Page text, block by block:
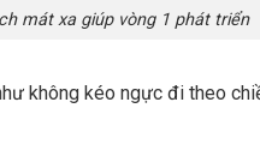
mát xa giúp vòng 1 phát triển
không kéo ngực đi theo